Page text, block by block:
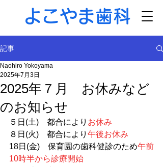
よこやま歯科
記事
2025年７月 お休みなど
のお知らせ
Naohiro Yokoyama
2025年7月3日
５日(土)　都合により お休み
８日(火)　都合により 午後お休み
18日(金)　保育園の歯科健診のため午前
10時半から診療開始